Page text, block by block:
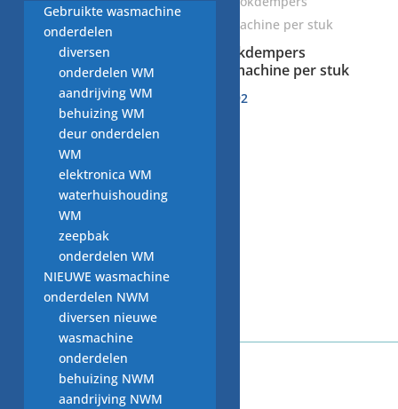
schokdempers
wasmachine AEG, per
stuk
12,81
schokdempers
wasmachine per stuk
10,92
Gebruikte wasmachine
onderdelen
diversen
onderdelen WM
aandrijving WM
behuizing WM
deur onderdelen
WM
elektronica WM
waterhuishouding
WM
zeepbak
onderdelen WM
NIEUWE wasmachine
onderdelen NWM
diversen nieuwe
wasmachine
onderdelen
behuizing NWM
aandrijving NWM